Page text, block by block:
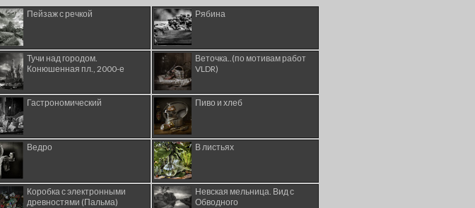
Пейзаж с речкой Рябина
Тучи над городом.
Конюшенная пл., 2000-е
Веточка..(по мотивам работ
VLDR)
Гастрономический Пиво и хлеб
Ведро В листьях
Коробка с электронными
древностями (Пальма)
Невская мельница. Вид с
Обводного